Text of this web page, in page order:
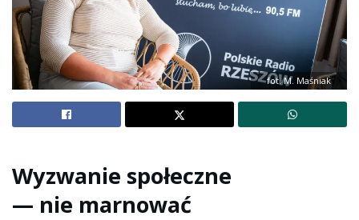
fot. M. Maśniak
Wyzwanie społeczne
— nie marnować